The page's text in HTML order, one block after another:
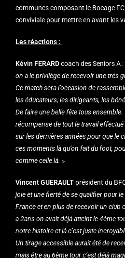
communes composant le Bocage
conviviale pour mettre en avant les
Les réactions :
Kévin FERARDcoach des Seniors A
on a le privilège de recevoir une très
Ce match sera l’occasion de
les éducateurs, les dirigeants, les
De faire une belle fête tous ensemble.
récompense de tout le travail
sur les dernières années pour que le
ces moments là qu’on fait du foot,
comme celle là. »
Vincent GUERAULT président du
joie et une fierté de se qualifier pour
France et en plus de recevoir un club
a 2ans on avait déjà atteint le 4ème
notre histoire et là c’est juste
Un tirage accessible aurait été de
mais être au 6ème tour c’est déjà